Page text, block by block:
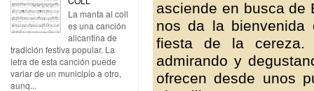
La manta al coll
es una canción
alicantina de
tradición festiva popular. La
letra de esta canción puede
variar de un municipio a otro,
aunq...
asciende en busca de
nos da la bienvenida
fiesta de la cereza.
admirando y
ofrecen desde unos